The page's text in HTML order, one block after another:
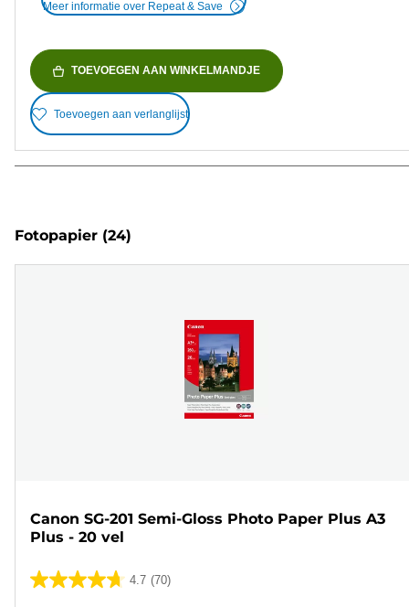
Meer informatie over Repeat & Save
TOEVOEGEN AAN WINKELMANDJE
Toevoegen aan verlanglijst
Fotopapier (24)
Canon SG-201 Semi-Gloss Photo Paper Plus A3
Plus - 20 vel
4.7 (70)
4.7